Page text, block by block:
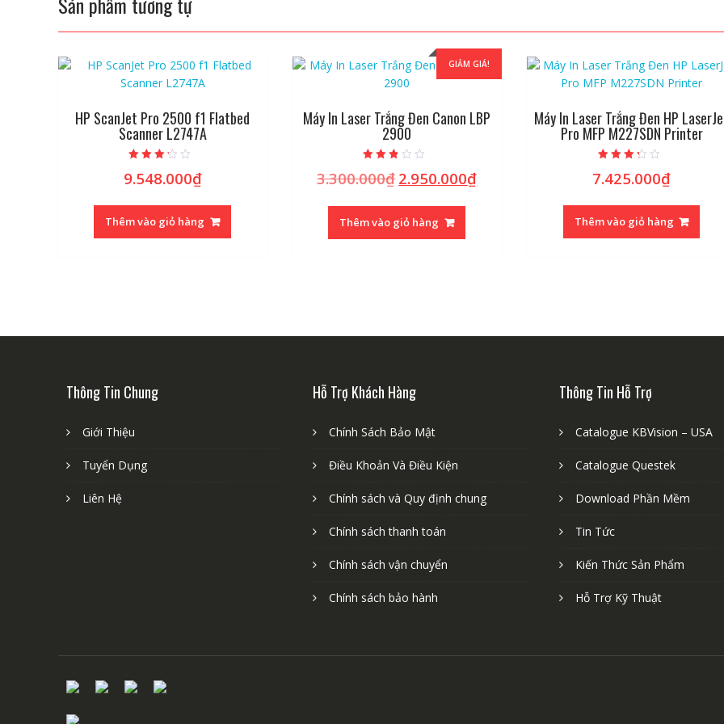
HP ScanJet Pro 2500 f1 Flatbed
Scanner L2747A
xếp hạng
2.96
9.548.000₫
Thêm vào giỏ hàng
GIẢM GIÁ!
Máy In Laser Trắng Đen Canon LBP
2900
xếp
hạng
5 sao
3.300.000₫ Giá
là:
3.300.000₫.
2.950.000₫Giá
Thêm vào giỏ hàng
Máy In Laser Trắng Đen HP
Pro MFP M227SDN Printer
hạng
3.05
7.425.000₫
Thêm vào giỏ hàng
Thông Tin Chung
Giới Thiệu
Tuyển Dụng
Liên Hệ
Hỗ Trợ Khách Hàng
Chính Sách Bảo Mật
Điều Khoản Và Điều Kiện
Chính sách và Quy định chung
Chính sách thanh toán
Chính sách vận chuyển
Chính sách bảo hành
Thông Tin Hỗ Trợ
Catalogue KBVision – USA
Catalogue Questek
Download Phần Mềm
Tin Tức
Kiến Thức Sản Phẩm
Hỗ Trợ Kỹ Thuật